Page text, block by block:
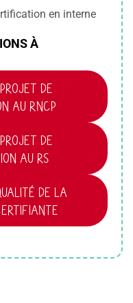
en interne
À
DE
AU RNCP
DE
AU RS
DE LA